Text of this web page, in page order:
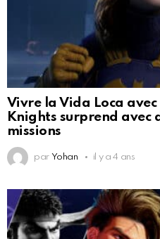
Vivre la Vida Loca
Knights surprend avec
missions
par Yohan il y a 4 ans